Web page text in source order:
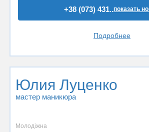
+38 (073) 431..показать
Подробнее
Юлия Луценко
мастер маникюра
Молодіжна